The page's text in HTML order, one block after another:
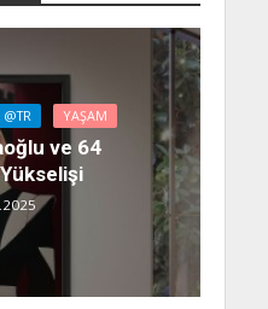
YAŞAM
ve 64